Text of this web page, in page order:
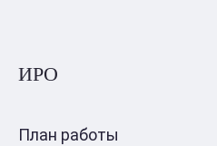
ИРО
План работы